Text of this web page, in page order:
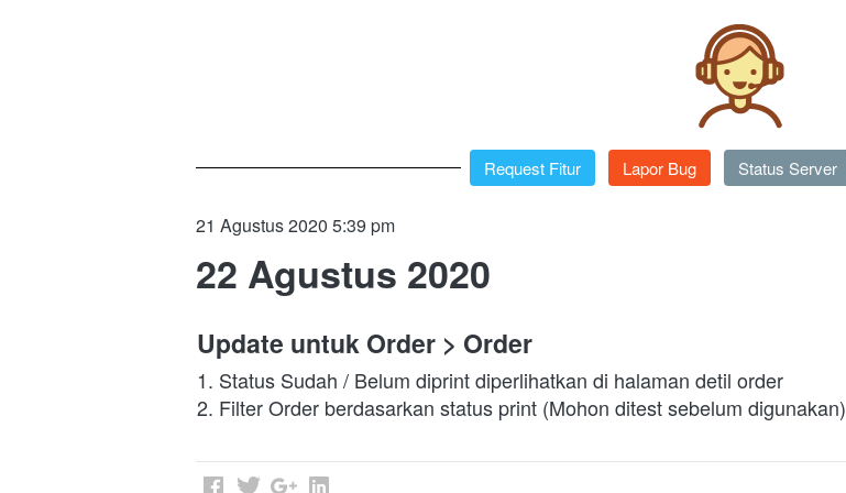
`Request Fitur `Lapor Bug `Status Server
21 Agustus 2020 5:39 pm
22 Agustus 2020
Update untuk Order > Order
1. Status Sudah / Belum diprint diperlihatkan di halaman detil order
2. Filter Order berdasarkan status print (Mohon ditest sebelum digunakan)